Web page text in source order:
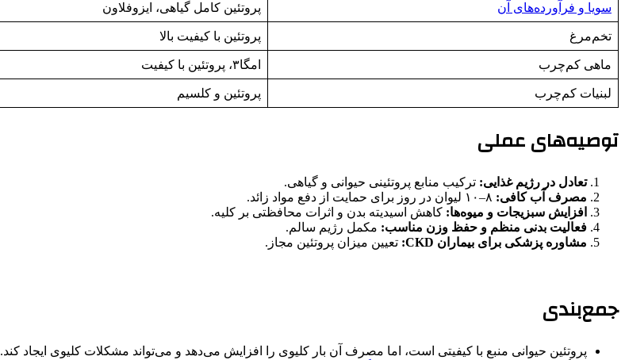
سویا و فرآورده‌های آن پروتئین کامل گیاهی، ایزوفلاون
تخم‌مرغ پروتئین با کیفیت بالا
ماهی کم‌چرب امگا۳، پروتئین با کیفیت
لبنیات کم‌چرب پروتئین و کلسیم
توصیه‌های عملی
تعادل در رژیم غذایی: ترکیب منابع پروتئینی حیوانی و گیاهی.
مصرف آب کافی:
افزایش سبزیجات و میوه‌ها: کاهش اسیدیته بدن و اثرات محافظتی بر کلیه.
فعالیت بدنی منظم و حفظ وزن مناسب: مکمل رژیم سالم.
مشاوره پزشکی برای بیماران CKD:
تعیین میزان پروتئین مجاز.
جمع‌بندی
پروتئین حیوانی منبع با کیفیتی است، اما مصرف آن بار کلیوی را افزایش می‌دهد و می‌تواند مشکلات کلیوی ایجاد کند.